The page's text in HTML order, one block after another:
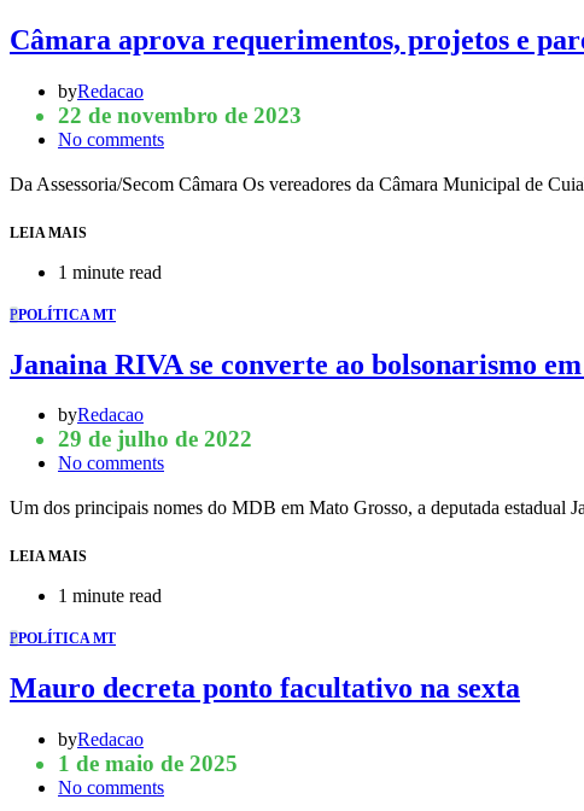
Câmara aprova requerimentos, projetos e
byRedacao
22 de novembro de 2023
No comments
Da Assessoria/Secom Câmara Os vereadores da Câmara Municipal de
LEIA MAIS
1 minute read
PPOLÍTICA MT
Janaina RIVA se converte ao bolsonarismo
byRedacao
29 de julho de 2022
No comments
Um dos principais nomes do MDB em Mato Grosso, a deputada estadual
LEIA MAIS
1 minute read
PPOLÍTICA MT
Mauro decreta ponto facultativo na sexta
byRedacao
1 de maio de 2025
No comments